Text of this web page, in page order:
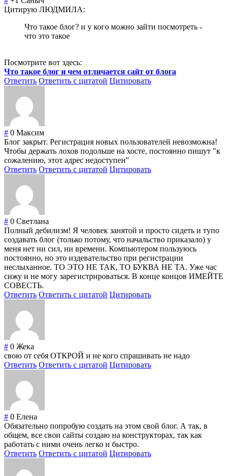
Цитирую ЛЮДМИЛА:
Что такое блог? и у кого можно зайти посмотреть -
что это такое
Посмотрите вот здесь:
Что такое блог и чем отличается сайт от блога
Ответить Ответить с цитатой Цитировать
# 0 Максим
Блог закрыт. Регистрация новых пользователей невозможна!
Чтобы держать лохов подольше на хосте, постоянно пишут "к
сожалению, этот адрес недоступен"
Ответить Ответить с цитатой Цитировать
# 0 Светлана
Полный дебилизм! Я человек занятой и просто сидеть и тупо
создавать блог (только потому, что начальство приказало) у
меня нет ни сил, ни времени. Компьютером пользуюсь
постоянно, но это издевательство при регистрации
неслыханное. ТО ЭТО НЕ ТАК, ТО БУКВА НЕ ТА. Уже час
сижу и не могу зарегистрироваться. В конце концов ИМЕЙТЕ
СОВЕСТЬ.
Ответить Ответить с цитатой Цитировать
# 0 Жека
свою от себя ОТКРОЙ и не кого спрашивать не надо
Ответить Ответить с цитатой Цитировать
# 0 Елена
Обязательно попробую создать на этом свой блог. А так, в
общем, все свои сайты создаю на конструкторах, так как
работать с ними очень легко и быстро.
Ответить Ответить с цитатой Цитировать